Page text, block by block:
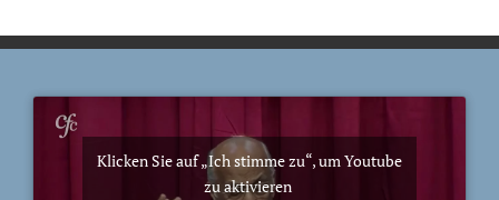
Klicken Sie auf „Ich stimme zu“, um Youtube
zu aktivieren